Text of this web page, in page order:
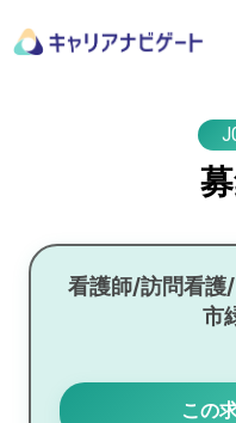
看護師/訪問看護
市
この